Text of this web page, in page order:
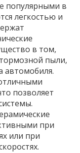
популярными в
легкостью и
в том,
пыли,
автомобиля.
позволяет
при
или при